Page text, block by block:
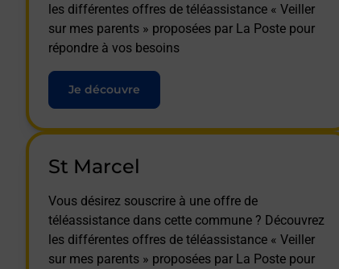
les différentes offres de téléassistance « Veiller
sur mes parents » proposées par La Poste pour
répondre à vos besoins
Je découvre
St Marcel
Vous désirez souscrire à une offre de
téléassistance dans cette commune ? Découvrez
les différentes offres de téléassistance « Veiller
sur mes parents » proposées par La Poste pour